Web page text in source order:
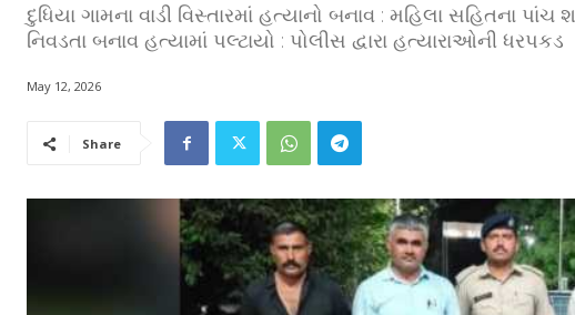
દુધિયા ગામના વાડી વિસ્તારમાં હત્યાનો બનાવ : મહિલા સહિતના
નિવડતા બનાવ હત્યામાં પલ્ટાયો : પોલીસ દ્વારા હત્યારાઓની ધરપકડ
May 12, 2026
Share